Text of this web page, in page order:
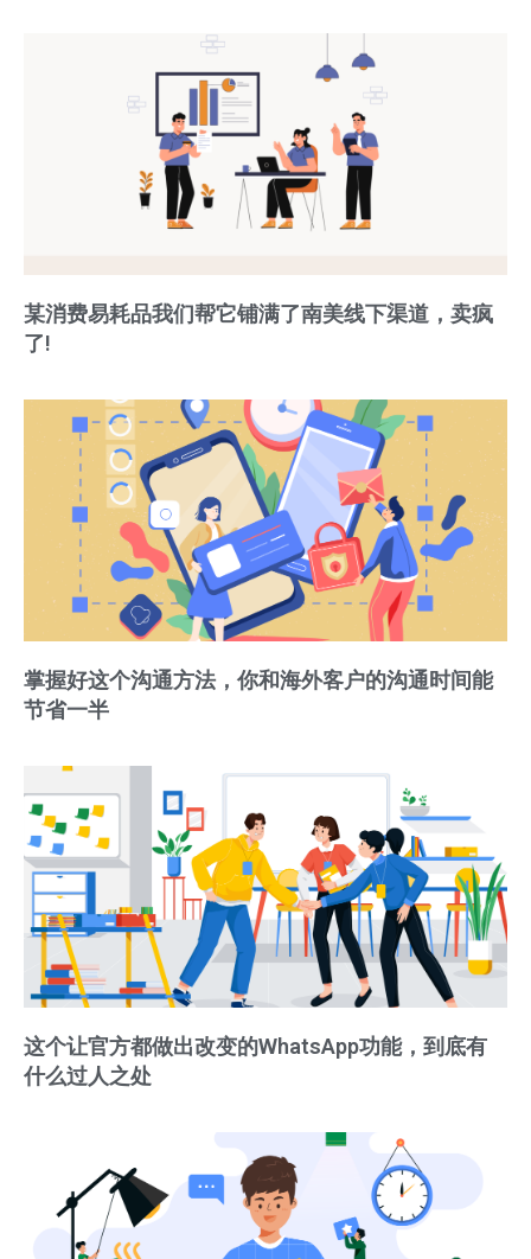
某消费易耗品我们帮它铺满了南美线下渠道，卖疯
了!
掌握好这个沟通方法，你和海外客户的沟通时间能
节省一半
这个让官方都做出改变的WhatsApp功能，到底有
什么过人之处